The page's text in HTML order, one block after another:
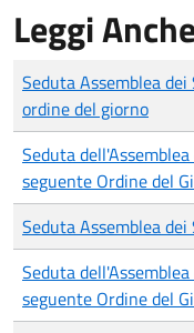
Leggi
Seduta Assemblea
ordine del giorno
Seduta
seguente Ordine del
Seduta Assemblea dei
Seduta
seguente Ordine del